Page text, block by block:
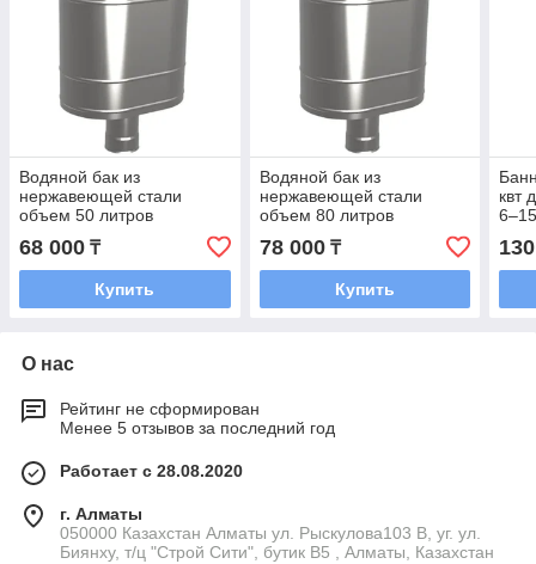
Водяной бак из
нержавеющей стали
объем 50 литров
68 000 ₸
Купить
Водяной бак из
нержавеющей стали
объем 80 литров
78 000₸
Купить
квт
О нас
Рейтинг не сформирован
Менее 5 отзывов за последний год
Работает с 28.08.2020
г. Алматы
050000 Казахстан Алматы ул. Рыскулова103 В, уг. ул.
Биянху, т/ц "Строй Сити", бутик В5 , Алматы, Казахстан